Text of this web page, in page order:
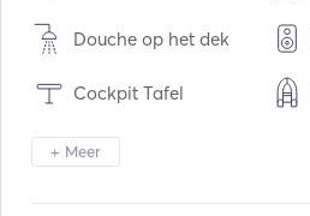
Douche op het dek
Cockpit Tafel
Verrekijker
+ Meer